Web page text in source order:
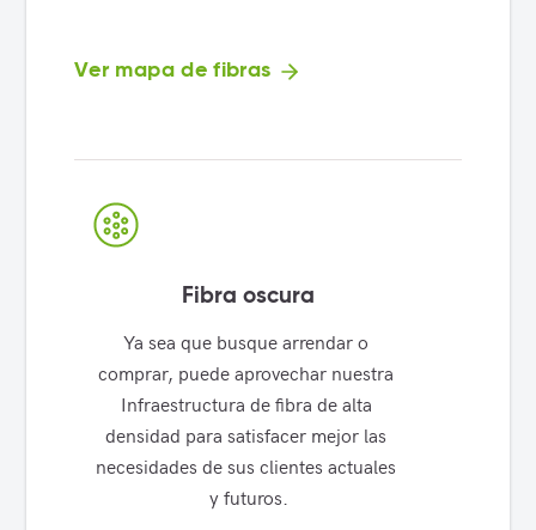
Ver mapa de fibras
Fibra oscura
Ya sea que busque arrendar o
comprar, puede aprovechar nuestra
Infraestructura de fibra de alta
densidad para satisfacer mejor las
necesidades de sus clientes actuales
y futuros.